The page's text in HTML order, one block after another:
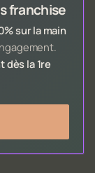
franchise
sur la main
dès la 1re